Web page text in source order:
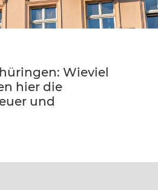
Wieviel
hier die
und